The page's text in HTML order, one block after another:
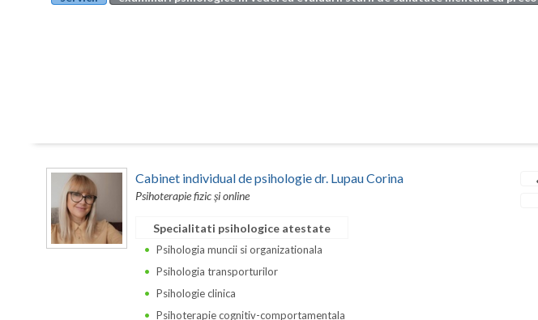
Cabinet individual de psihologie dr. Lupau Corina
Psihoterapie fizic și online
Specialitati psihologice atestate
Psihologia muncii si organizationala
Psihologia transporturilor
Psihologie clinica
Psihoterapie cognitiv-comportamentala